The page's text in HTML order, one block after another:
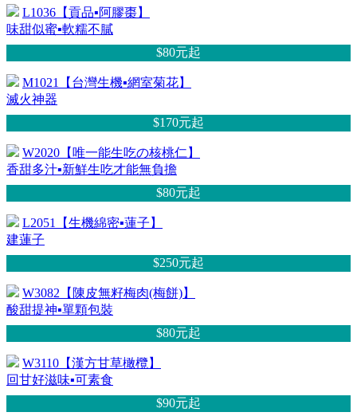
L1036【貢品▪阿膠棗】
味甜似蜜▪軟糯不膩
$80元起
M1021【台灣生機▪網室菊花】
滅火神器
$170元起
W2020【唯一能生吃の核桃仁】
香甜多汁▪新鮮生吃才能無負擔
$80元起
L2051【生機綿密▪蓮子】
建蓮子
$250元起
W3082【陳皮無籽梅肉(梅餅)】
酸甜提神▪單顆包裝
$80元起
W3110【漢方甘草橄欖】
回甘好滋味▪可素食
$90元起